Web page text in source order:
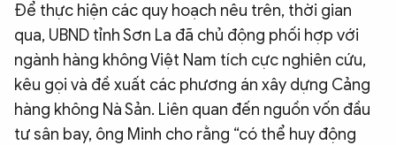
Để thực hiện các quy hoạch nêu trên, thời gian
qua, UBND tỉnh Sơn La đã chủ động phối hợp với
ngành hàng không Việt Nam tích cực nghiên cứu,
kêu gọi và đề xuất các phương án xây dựng Cảng
hàng không Nà Sản. Liên quan đến nguồn vốn đầu
tư sân bay, ông Minh cho rằng “có thể huy động